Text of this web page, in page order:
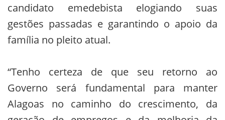
candidato emedebista elogiando suas
gestões passadas e garantindo o apoio da
família no pleito atual.
“Tenho certeza de que seu retorno ao
Governo será fundamental para manter
Alagoas no caminho do crescimento, da